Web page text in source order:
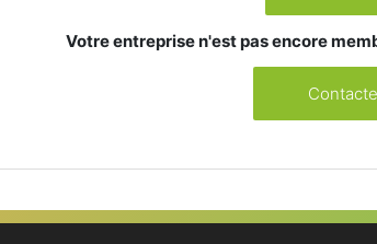
Votre entreprise n'est pas encore